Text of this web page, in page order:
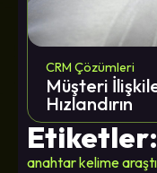
CRM Çözümleri
Müşteri
Hızlandırın
Etiketler:
anahtar kelime